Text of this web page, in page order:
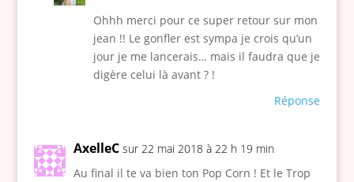
Ohhh merci pour ce super retour sur mon
jean !! Le gonfler est sympa je crois qu’un
jour je me lancerais… mais il faudra que je
digère celui là avant ? !
Réponse
AxelleC sur 22 mai 2018 à 22 h 19 min
Au final il te va bien ton Pop Corn ! Et le Trop